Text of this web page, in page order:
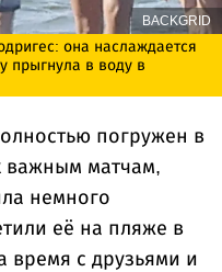
BACKGRID
она наслаждается
прыгнула в воду в
погружен в
важным матчам,
немного
её на пляже в
время с друзьями и